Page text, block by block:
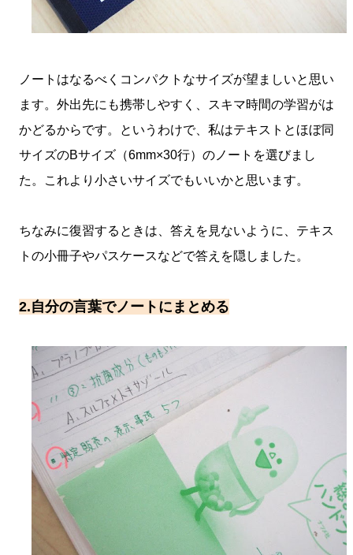
ノートはなるべくコンパクトなサイズが望ましいと思い
ます。外出先にも携帯しやすく、スキマ時間の学習がは
かどるからです。というわけで、私はテキストとほぼ同
サイズのBサイズ（6mm×30行）のノートを選びまし
た。これより小さいサイズでもいいかと思います。
ちなみに復習するときは、答えを見ないように、テキス
トの小冊子やパスケースなどで答えを隠しました。
2.自分の言葉でノートにまとめる